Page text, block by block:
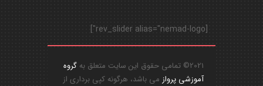
[rev_slider alias="nemad-logo"]
2021© تمامی حقوق این سایت متعلق به
گروه
آموزشی پرواز می باشد، هرگونه کپی برداری از